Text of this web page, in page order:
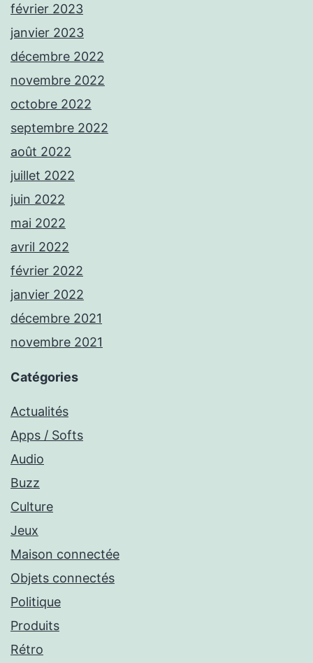
février 2023
janvier 2023
décembre 2022
novembre 2022
octobre 2022
septembre 2022
août 2022
juillet 2022
juin 2022
mai 2022
avril 2022
février 2022
janvier 2022
décembre 2021
novembre 2021
Catégories
Actualités
Apps / Softs
Audio
Buzz
Culture
Jeux
Maison connectée
Objets connectés
Politique
Produits
Rétro